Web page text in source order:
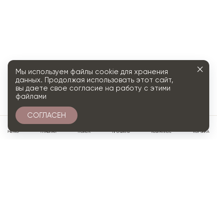
МЕНЮ ГЛАВНАЯ ПОИСК ПРОФИЛЬ ИЗБРАННОЕ КОРЗИНА
Мы используем файлы cookie для хранения
данных. Продолжая использовать этот сайт,
вы даете свое согласие на работу с этими
файлами
СОГЛАСЕН